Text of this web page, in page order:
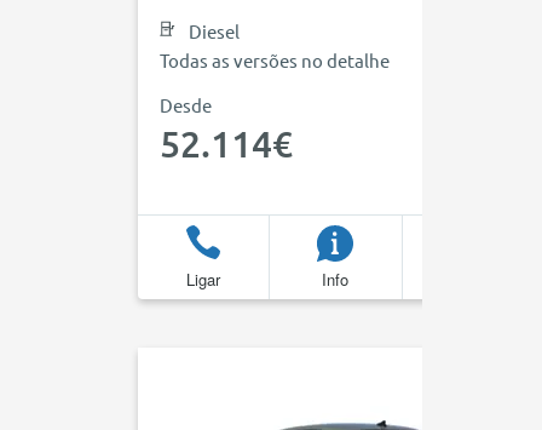
Diesel
Todas as versões no detalhe
Desde
52.114€
Ligar Info